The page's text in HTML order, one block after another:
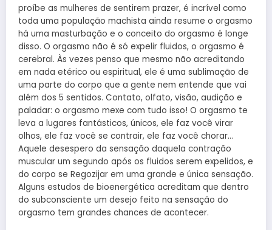
proíbe as mulheres de sentirem prazer, é incrível como
toda uma população machista ainda resume o orgasmo
há uma masturbação e o conceito do orgasmo é longe
disso. O orgasmo não é só expelir fluidos, o orgasmo é
cerebral. Às vezes penso que mesmo não acreditando
em nada etérico ou espiritual, ele é uma sublimação de
uma parte do corpo que a gente nem entende que vai
além dos 5 sentidos. Contato, olfato, visão, audição e
paladar: o orgasmo mexe com tudo isso! O orgasmo te
leva a lugares fantásticos, únicos, ele faz você virar
olhos, ele faz você se contrair, ele faz você chorar…
Aquele desespero da sensação daquela contração
muscular um segundo após os fluidos serem expelidos, e
do corpo se Regozijar em uma grande e única sensação.
Alguns estudos de bioenergética acreditam que dentro
do subconsciente um desejo feito na sensação do
orgasmo tem grandes chances de acontecer.